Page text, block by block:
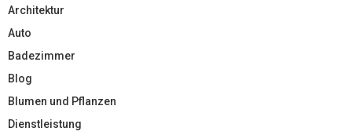
Architektur
Auto
Badezimmer
Blog
Blumen und Pflanzen
Dienstleistung